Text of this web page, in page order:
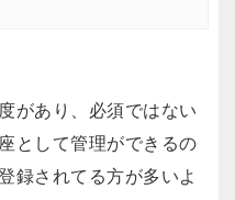
があり、必須ではない
として管理ができるの
録されてる方が多いよ